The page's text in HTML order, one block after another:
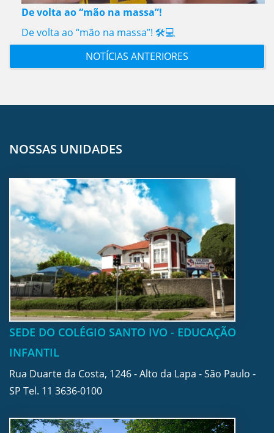
De volta ao “mão na massa”!
De volta ao “mão na massa”! 🛠️💻
NOTÍCIAS ANTERIORES
NOSSAS UNIDADES
SEDE DO COLÉGIO SANTO IVO - EDUCAÇÃO
INFANTIL
Rua Duarte da Costa, 1246 - Alto da Lapa - São Paulo -
SP Tel. 11 3636-0100